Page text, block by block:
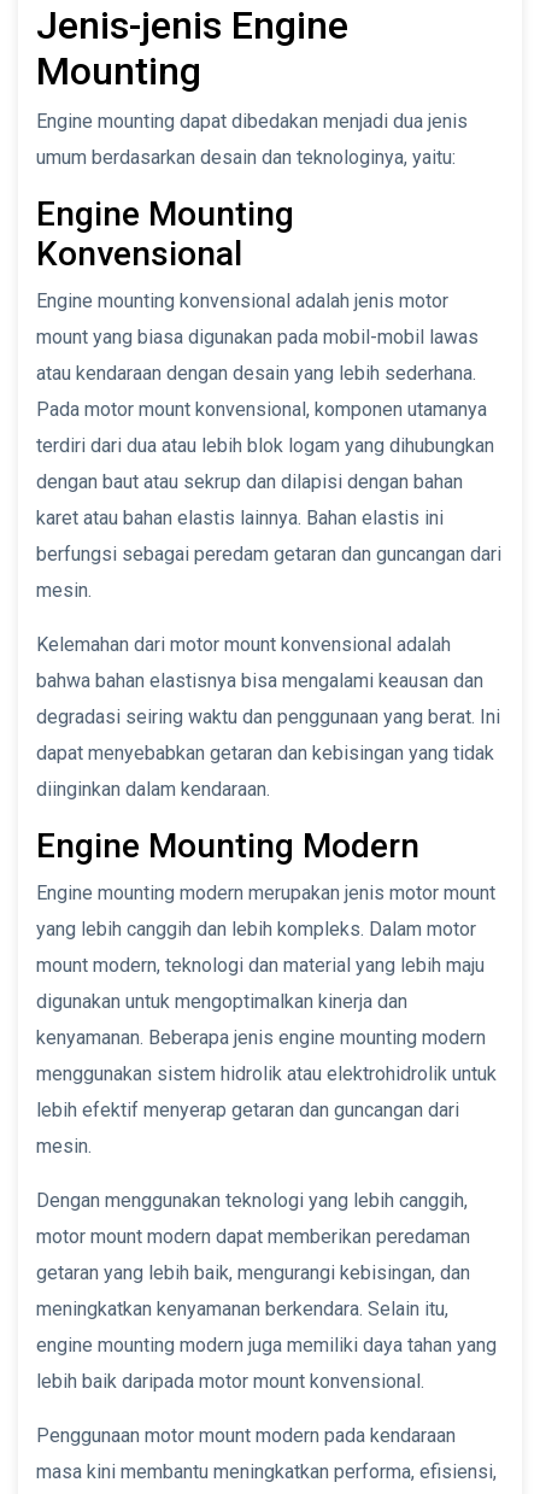
Jenis-jenis Engine
Mounting
Engine mounting dapat dibedakan menjadi dua jenis
umum berdasarkan desain dan teknologinya, yaitu:
Engine Mounting
Konvensional
Engine mounting konvensional adalah jenis motor
mount yang biasa digunakan pada mobil-mobil lawas
atau kendaraan dengan desain yang lebih sederhana.
Pada motor mount konvensional, komponen utamanya
terdiri dari dua atau lebih blok logam yang dihubungkan
dengan baut atau sekrup dan dilapisi dengan bahan
karet atau bahan elastis lainnya. Bahan elastis ini
berfungsi sebagai peredam getaran dan guncangan dari
mesin.
Kelemahan dari motor mount konvensional adalah
bahwa bahan elastisnya bisa mengalami keausan dan
degradasi seiring waktu dan penggunaan yang berat. Ini
dapat menyebabkan getaran dan kebisingan yang tidak
diinginkan dalam kendaraan.
Engine Mounting Modern
Engine mounting modern merupakan jenis motor mount
yang lebih canggih dan lebih kompleks. Dalam motor
mount modern, teknologi dan material yang lebih maju
digunakan untuk mengoptimalkan kinerja dan
kenyamanan. Beberapa jenis engine mounting modern
menggunakan sistem hidrolik atau elektrohidrolik untuk
lebih efektif menyerap getaran dan guncangan dari
mesin.
Dengan menggunakan teknologi yang lebih canggih,
motor mount modern dapat memberikan peredaman
getaran yang lebih baik, mengurangi kebisingan, dan
meningkatkan kenyamanan berkendara. Selain itu,
engine mounting modern juga memiliki daya tahan yang
lebih baik daripada motor mount konvensional.
Penggunaan motor mount modern pada kendaraan
masa kini membantu meningkatkan performa, efisiensi,